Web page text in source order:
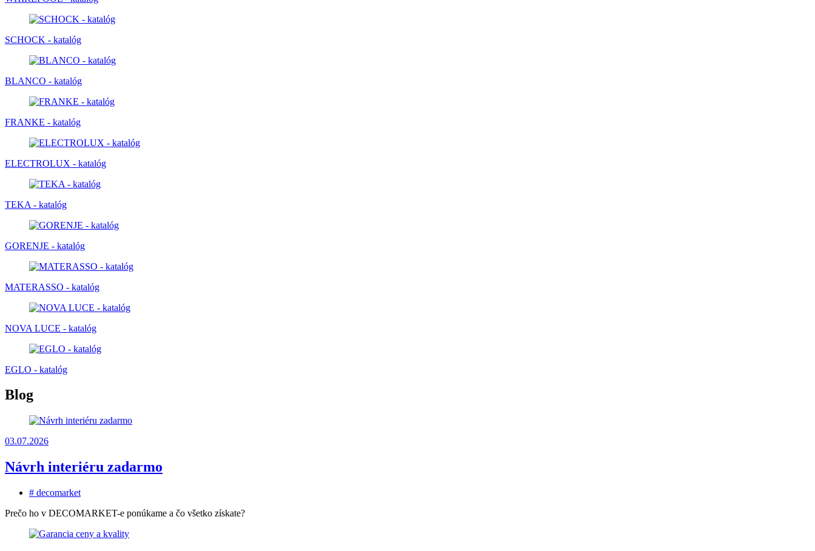
SCHOCK - katalóg
BLANCO - katalóg
FRANKE - katalóg
ELECTROLUX - katalóg
TEKA - katalóg
GORENJE - katalóg
MATERASSO - katalóg
NOVA LUCE - katalóg
EGLO - katalóg
Blog
03.07.2026
Návrh interiéru zadarmo
# decomarket
Prečo ho v DECOMARKET-e ponúkame a čo všetko získate?